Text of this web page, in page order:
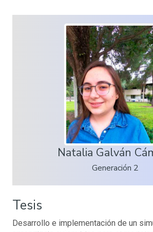
Natalia Galván
Generación 2
Tesis
Desarrollo e implementación de un